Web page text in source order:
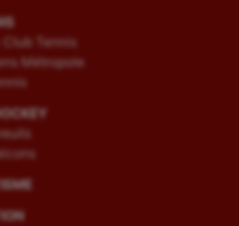
Tennis
Métropole